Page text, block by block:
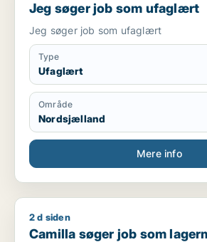
Jeg søger job som ufaglært
Jeg søger job som ufaglært
Type
Ufaglært
Område
Nordsjælland
Mere info
Camilla søger job som
2 d siden
Camilla søger job som